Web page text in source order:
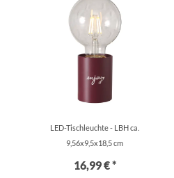
LED-Tischleuchte - LBH ca.
9,56x9,5x18,5 cm
16,99 € *